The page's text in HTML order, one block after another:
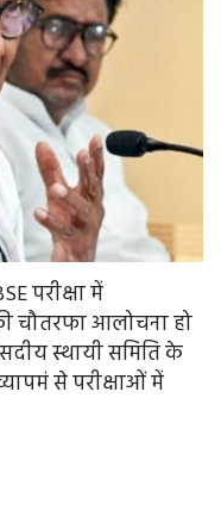
परीक्षा में
चौतरफा आलोचना हो
स्थायी समिति के
से परीक्षाओं में